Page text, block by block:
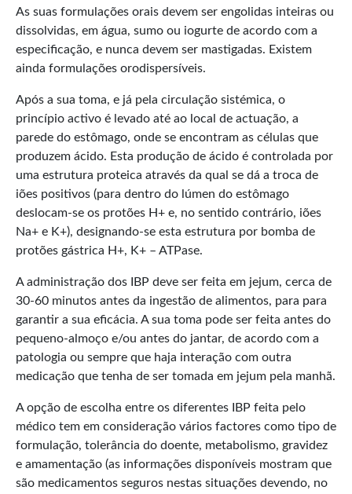
As suas formulações orais devem ser engolidas inteiras ou
dissolvidas, em água, sumo ou iogurte de acordo com a
especificação, e nunca devem ser mastigadas. Existem
ainda formulações orodispersíveis.
Após a sua toma, e já pela circulação sistémica, o
princípio activo é levado até ao local de actuação, a
parede do estômago, onde se encontram as células que
produzem ácido. Esta produção de ácido é controlada por
uma estrutura proteica através da qual se dá a troca de
iões positivos (para dentro do lúmen do estômago
deslocam-se os protões H+ e, no sentido contrário, iões
Na+ e K+), designando-se esta estrutura por bomba de
protões gástrica H+, K+ – ATPase.
A administração dos IBP deve ser feita em jejum, cerca de
30-60 minutos antes da ingestão de alimentos, para para
garantir a sua eficácia. A sua toma pode ser feita antes do
pequeno-almoço e/ou antes do jantar, de acordo com a
patologia ou sempre que haja interação com outra
medicação que tenha de ser tomada em jejum pela manhã.
A opção de escolha entre os diferentes IBP feita pelo
médico tem em consideração vários factores como tipo de
formulação, tolerância do doente, metabolismo, gravidez
e amamentação (as informações disponíveis mostram que
são medicamentos seguros nestas situações devendo, no